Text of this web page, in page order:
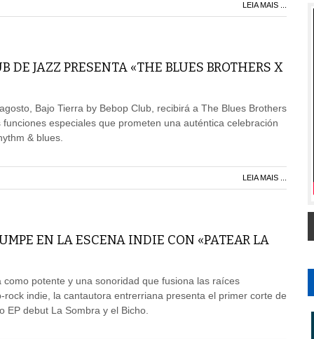
LEIA MAIS ...
DE JAZZ PRESENTA «THE BLUES BROTHERS X
Bajo Tierra by Bebop Club, recibirá a The Blues Brothers
especiales que prometen una auténtica celebración
& blues.
LEIA MAIS ...
EN LA ESCENA INDIE CON «PATEAR LA
potente y una sonoridad que fusiona las raíces
rock indie, la cantautora entrerriana presenta el primer corte de
EP debut La Sombra y el Bicho.